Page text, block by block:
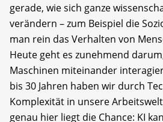
gerade, wie sich ganze
verändern – zum Beispiel die
man rein das Verhalten von
Heute geht es zunehmend
Maschinen miteinander
bis 30 Jahren haben wir durch
Komplexität in unsere
genau hier liegt die Chance: KI